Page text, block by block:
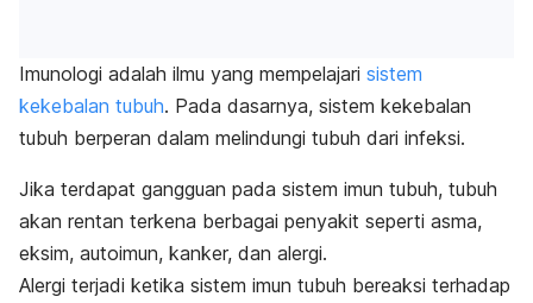
Imunologi adalah ilmu yang mempelajari sistem
kekebalan tubuh. Pada dasarnya, sistem kekebalan
tubuh berperan dalam melindungi tubuh dari infeksi.
Jika terdapat gangguan pada sistem imun tubuh, tubuh
akan rentan terkena berbagai penyakit seperti asma,
eksim, autoimun, kanker, dan alergi.
Alergi terjadi ketika sistem imun tubuh bereaksi terhadap